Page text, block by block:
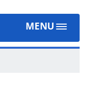
MENU
Toggle